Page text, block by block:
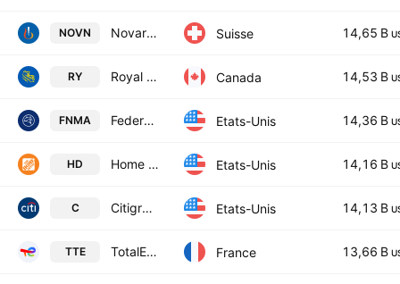
NOVN Novartis AG Suisse 14,65 B
RY Royal Bank of Canada Canada 14,53 B
FNMA Federal National Mortgage Association Etats-Unis 14,36 B
HD Home Depot, Inc. Etats-Unis 14,16 B
C Citigroup Inc. Etats-Unis 14,13 B
TTE TotalEnergies SE France 13,66 B